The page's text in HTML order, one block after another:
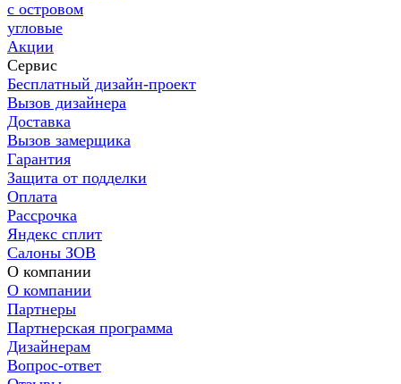
с островом
угловые
Акции
Сервис
Бесплатный дизайн-проект
Вызов дизайнера
Доставка
Вызов замерщика
Гарантия
Защита от подделки
Оплата
Рассрочка
Яндекс сплит
Салоны ЗОВ
О компании
О компании
Партнеры
Партнерская программа
Дизайнерам
Вопрос-ответ